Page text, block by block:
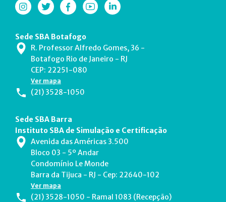
Sede SBA Botafogo
R. Professor Alfredo Gomes, 36 -
Botafogo Rio de Janeiro - RJ
CEP: 22251-080
Ver mapa
(21) 3528-1050
Sede SBA Barra
Instituto SBA de Simulação e Certificação
Avenida das Américas 3.500
Bloco 03 - 5º Andar
Condomínio Le Monde
Barra da Tijuca - RJ - Cep: 22640-102
Ver mapa
(21) 3528-1050 - Ramal 1083 (Recepção)